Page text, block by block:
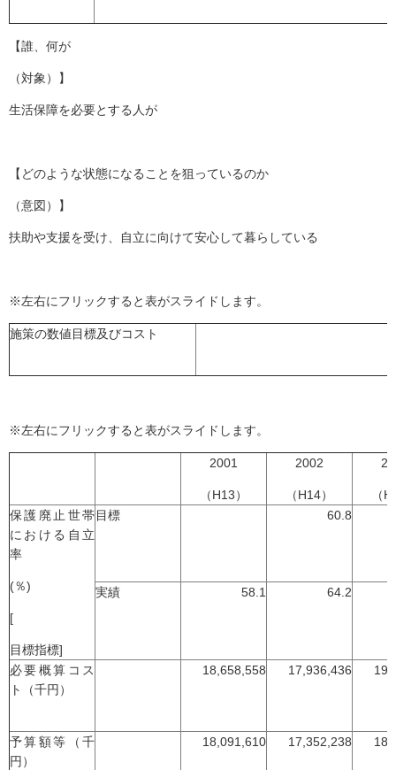
【誰、何が
（対象）】
生活保障を必要とする人が
【どのような状態になることを狙っているのか
（意図）】
扶助や支援を受け、自立に向けて安心して暮らしている
※左右にフリックすると表がスライドします。
施策の数値目標及びコスト
※左右にフリックすると表がスライドします。
2001
（H13）
2002
（H14）
（
保護廃止世帯
における自立
率
(％)
[
目標指標]
目標 60.8
実績 58.1 64.2
必要概算コス
ト（千円）
18,658,558 17,936,436
予算額等（千
円）
18,091,610 17,352,238